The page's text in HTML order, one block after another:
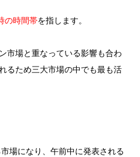
の時間帯を指します。
市場と重なっている影響も合わ
るため三大市場の中でも最も活
場になり、午前中に発表される